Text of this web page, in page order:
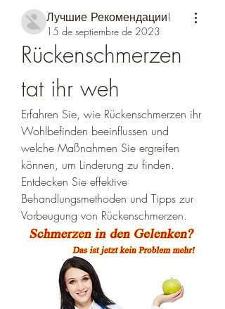
Лучшие Рекомендации!
15 de septiembre de 2023
Rückenschmerzen
tat ihr weh
Erfahren Sie, wie Rückenschmerzen ihr
Wohlbefinden beeinflussen und
welche Maßnahmen Sie ergreifen
können, um Linderung zu finden.
Entdecken Sie effektive
Behandlungsmethoden und Tipps zur
Vorbeugung von Rückenschmerzen.